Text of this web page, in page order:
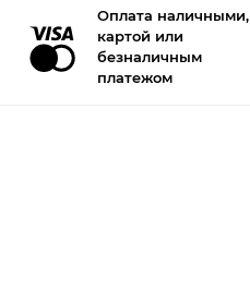
Оплата наличными,
картой или
безналичным
платежом